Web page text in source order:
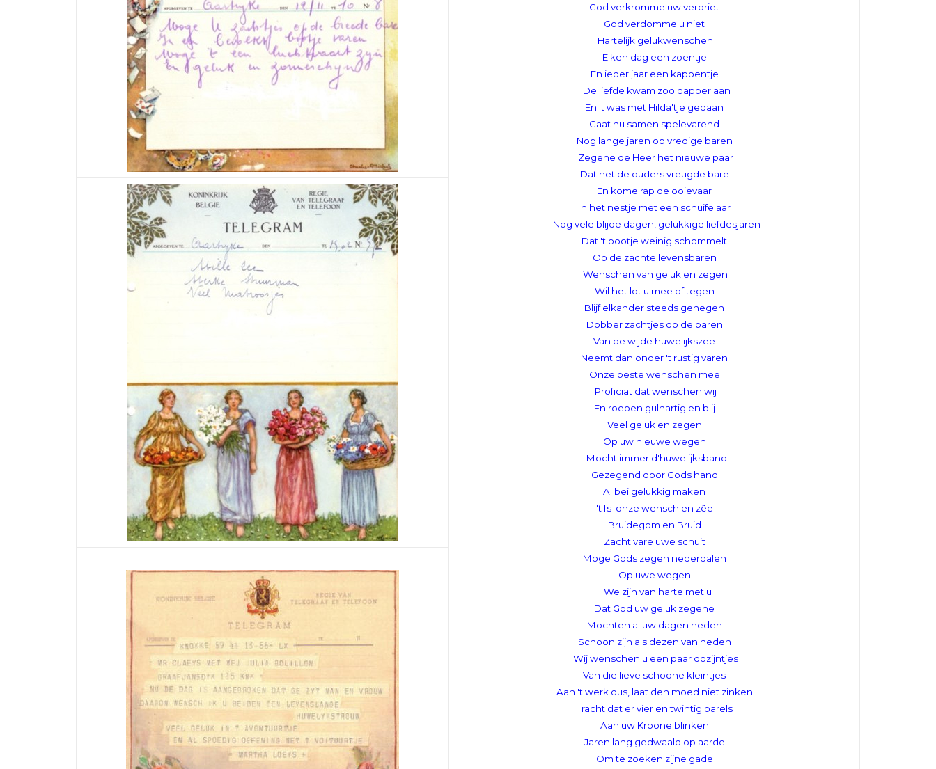
God verkromme uw verdriet
God verdomme u niet
Hartelijk gelukwenschen
Elken dag een zoentje
En ieder jaar een kapoentje
De liefde kwam zoo dapper aan
En 't was met Hilda'tje gedaan
Gaat nu samen spelevarend
Nog lange jaren op vredige baren
Zegene de Heer het nieuwe paar
Dat het de ouders vreugde bare
En kome rap de ooievaar
In het nestje met een schuifelaar
Nog vele blijde dagen, gelukkige liefdesjaren
Dat 't bootje weinig schommelt
Op de zachte levensbaren
Wenschen van geluk en zegen
Wil het lot u mee of tegen
Blijf elkander steeds genegen
Dobber zachtjes op de baren
Van de wijde huwelijkszee
Neemt dan onder 't rustig varen
Onze beste wenschen mee
Proficiat dat wenschen wij
En roepen gulhartig en blij
Veel geluk en zegen
Op uw nieuwe wegen
Mocht immer d'huwelijksband
Gezegend door Gods hand
Al bei gelukkig maken
't Is onze wensch en zêe
Bruidegom en Bruid
Zacht vare uwe schuit
Moge Gods zegen nederdalen
Op uwe wegen
We zijn van harte met u
Dat God uw geluk zegene
Mochten al uw dagen heden
Schoon zijn als dezen van heden
Wij wenschen u een paar dozijntjes
Van die lieve schoone kleintjes
Aan 't werk dus, laat den moed niet zinken
Tracht dat er vier en twintig parels
Aan uw Kroone blinken
Jaren lang gedwaald op aarde
Om te zoeken zijne gade